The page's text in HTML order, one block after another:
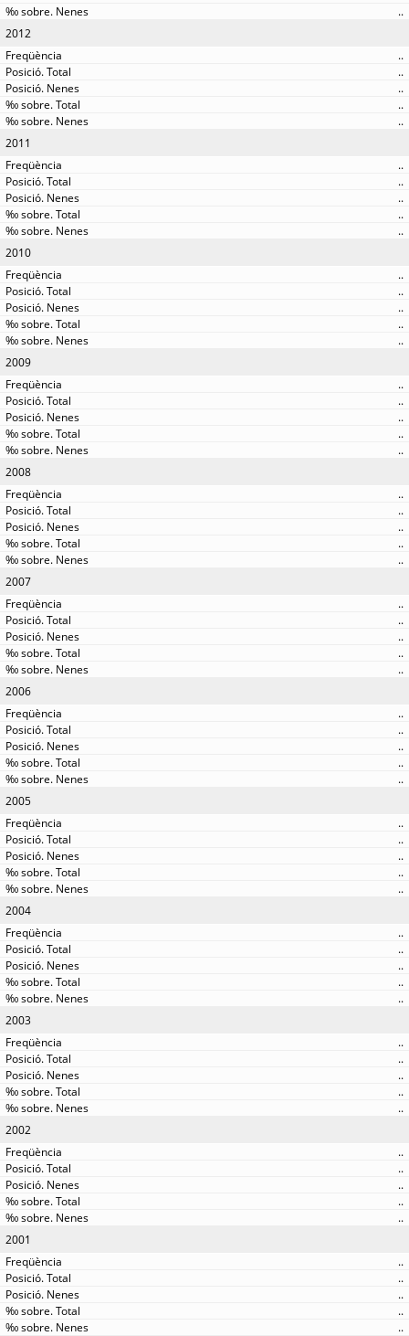
..
2012
..
..
..
..
..
2011
..
..
..
..
..
2010
..
..
..
..
..
2009
..
..
..
..
..
2008
..
..
..
..
..
2007
..
..
..
..
..
2006
..
..
..
..
..
2005
..
..
..
..
..
2004
..
..
..
..
..
2003
..
..
..
..
..
2002
..
..
..
..
..
2001
..
..
..
..
..